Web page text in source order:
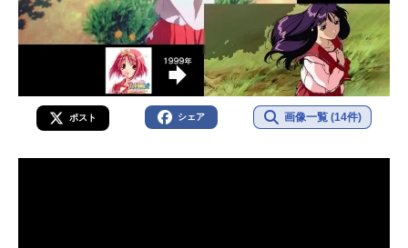
ポスト シェア 画像一覧 (14件)